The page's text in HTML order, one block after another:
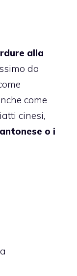
alla
da
come
cinesi,
o i